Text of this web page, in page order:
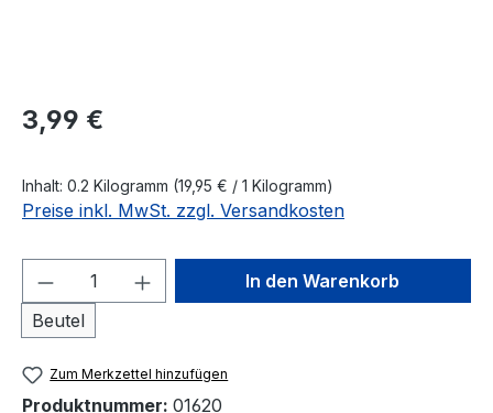
Regulärer Preis:
3,99 €
Inhalt: 0.2 Kilogramm (19,95 € / 1 Kilogramm)
Preise inkl. MwSt. zzgl. Versandkosten
Produkt Anzahl: Gib den
Beutel
In den Warenkorb
Zum Merkzettel hinzufügen
Produktnummer: 01620